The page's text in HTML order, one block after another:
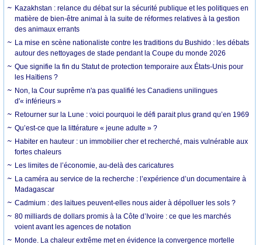
Kazakhstan : relance du débat sur la sécurité publique et les politiques en
matière de bien-être animal à la suite de réformes relatives à la gestion
des animaux errants
La mise en scène nationaliste contre les traditions du Bushido : les débats
autour des nettoyages de stade pendant la Coupe du monde 2026
Que signifie la fin du Statut de protection temporaire aux États-Unis pour
les Haïtiens ?
Non, la Cour suprême n'a pas qualifié les Canadiens unilingues
d'« inférieurs »
Retourner sur la Lune : voici pourquoi le défi parait plus grand qu’en 1969
Qu’est-ce que la littérature « jeune adulte » ?
Habiter en hauteur : un immobilier cher et recherché, mais vulnérable aux
fortes chaleurs
Les limites de l’économie, au-delà des caricatures
La caméra au service de la recherche : l’expérience d’un documentaire à
Madagascar
Cadmium : des laitues peuvent-elles nous aider à dépolluer les sols ?
80 milliards de dollars promis à la Côte d’Ivoire : ce que les marchés
voient avant les agences de notation
Monde. La chaleur extrême met en évidence la convergence mortelle